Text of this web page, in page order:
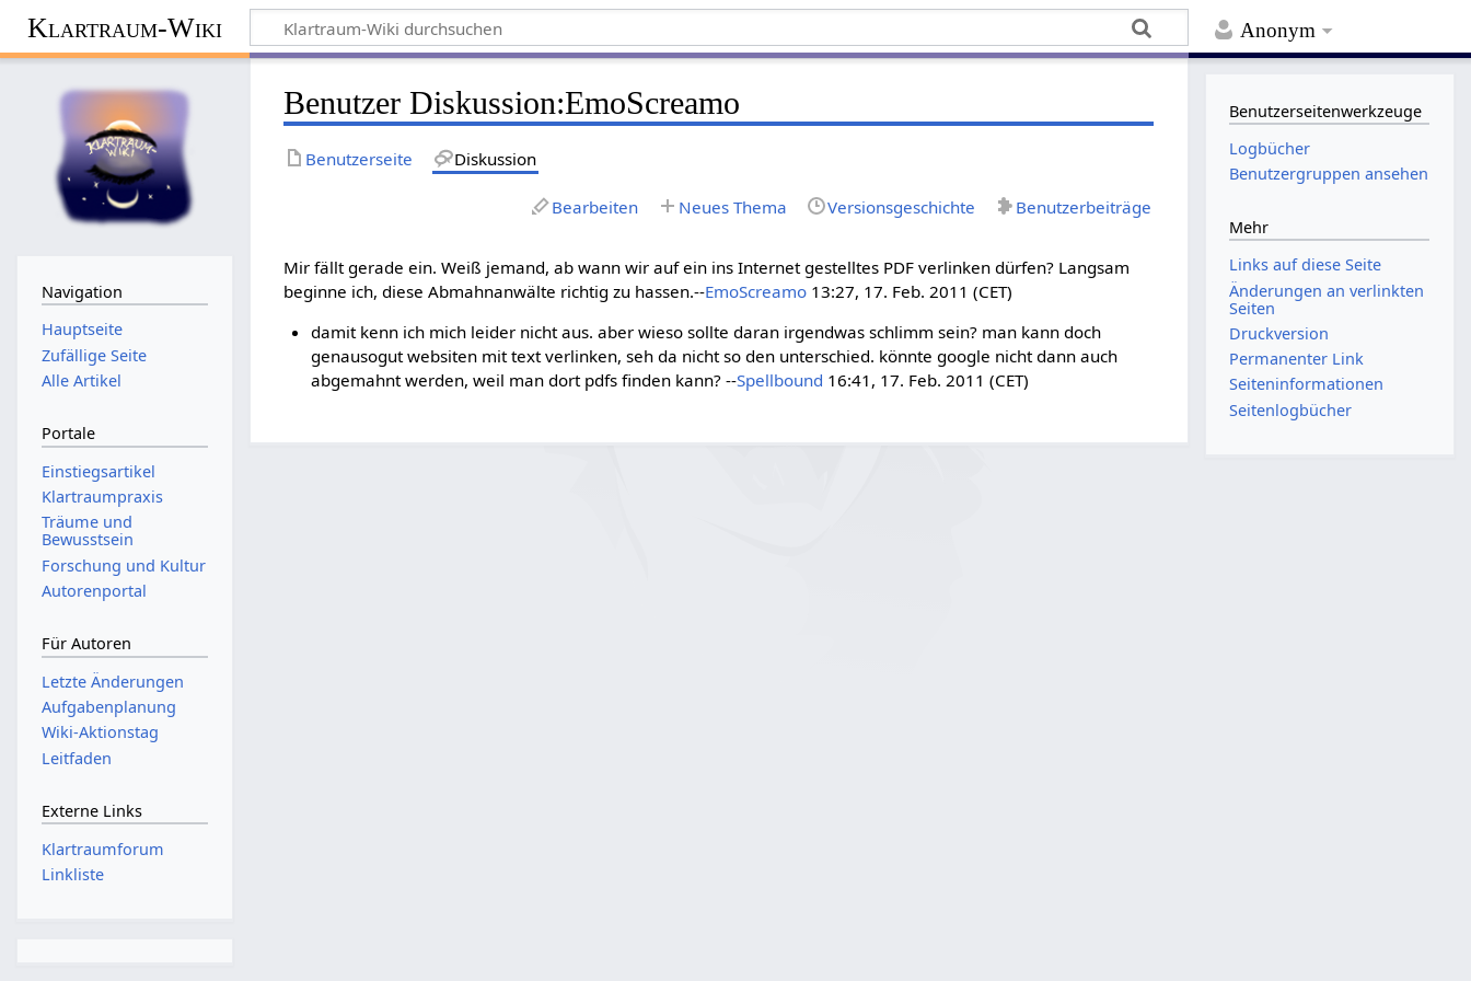
Anonym
Klartraum-Wiki
Benutzer Diskussion:EmoScreamo
Benutzerseite Diskussion
Bearbeiten Neues Thema Versionsgeschichte Benutzerbeiträge
Mir fällt gerade ein. Weiß jemand, ab wann wir auf ein ins Internet gestelltes PDF verlinken dürfen? Langsam
beginne ich, diese Abmahnanwälte richtig zu hassen.--EmoScreamo 13:27, 17. Feb. 2011 (CET)
damit kenn ich mich leider nicht aus. aber wieso sollte daran irgendwas schlimm sein? man kann doch
genausogut websiten mit text verlinken, seh da nicht so den unterschied. könnte google nicht dann auch
abgemahnt werden, weil man dort pdfs finden kann? --Spellbound 16:41, 17. Feb. 2011 (CET)
Navigation
Hauptseite
Zufällige Seite
Alle Artikel
Portale
Einstiegsartikel
Klartraumpraxis
Träume und
Bewusstsein
Forschung und Kultur
Autorenportal
Für Autoren
Letzte Änderungen
Aufgabenplanung
Wiki-Aktionstag
Leitfaden
Externe Links
Klartraumforum
Linkliste
Benutzerseitenwerkzeuge
Logbücher
Benutzergruppen ansehen
Mehr
Links auf diese Seite
Änderungen an verlinkten
Seiten
Druckversion
Permanenter Link
Seiten­­informationen
Seitenlogbücher